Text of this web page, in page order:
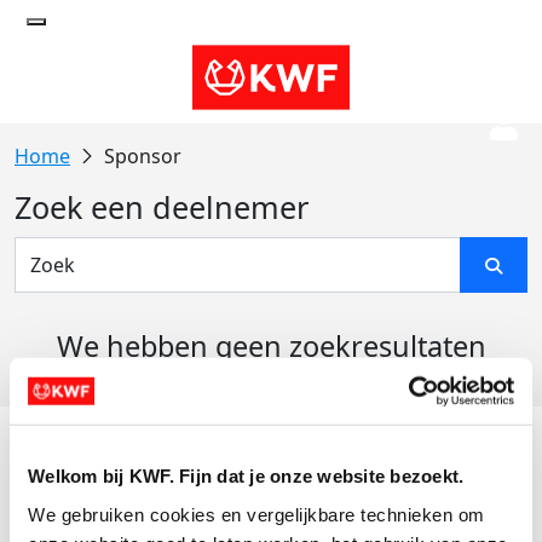
Welkom bij KWF. Fijn dat je onze website bezoekt.
We gebruiken cookies en vergelijkbare technieken om
Sponsor
Zoek een deelnemer
We hebben geen zoekresultaten
Actiematerialen
Evenementen